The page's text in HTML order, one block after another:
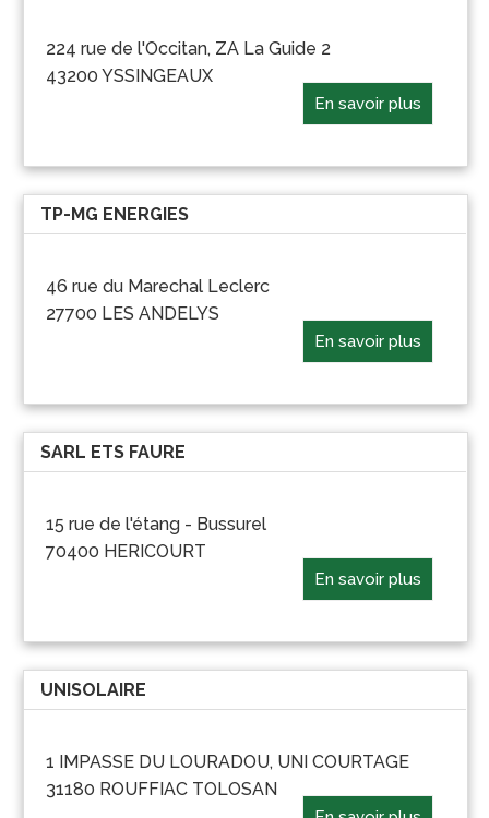
224 rue de l'Occitan, ZA La Guide 2
43200 YSSINGEAUX
En savoir plus
TP-MG ENERGIES
46 rue du Marechal Leclerc
27700 LES ANDELYS
En savoir plus
SARL ETS FAURE
15 rue de l'étang - Bussurel
70400 HERICOURT
En savoir plus
UNISOLAIRE
1 IMPASSE DU LOURADOU, UNI COURTAGE
31180 ROUFFIAC TOLOSAN